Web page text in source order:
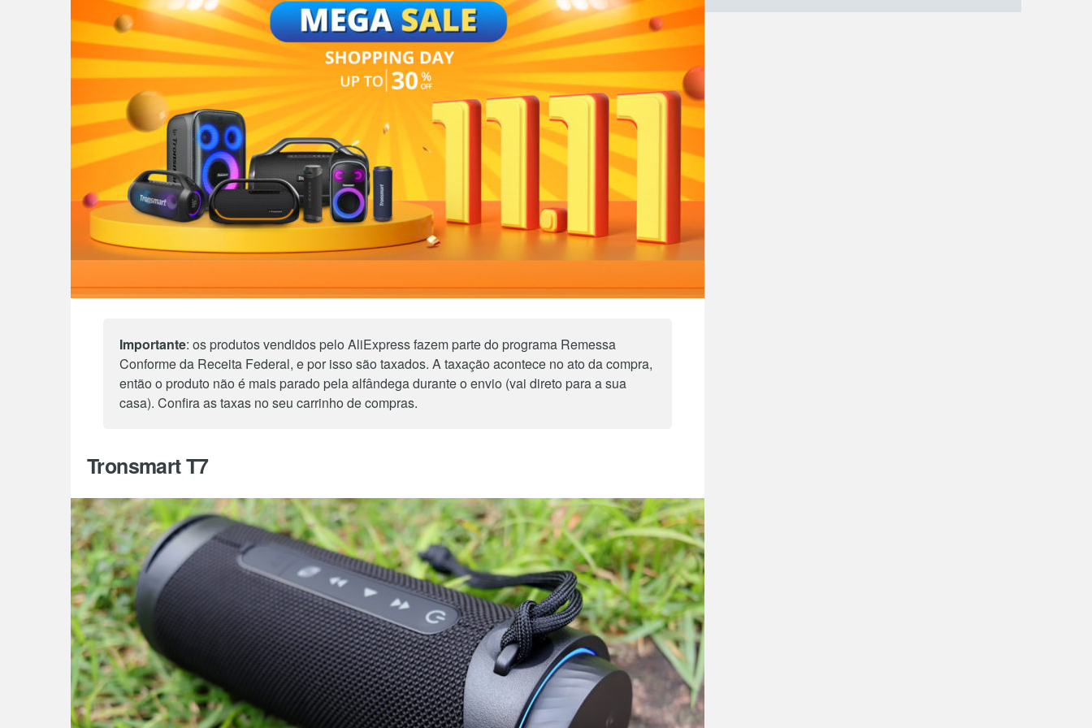
Importante: os produtos vendidos pelo AliExpress fazem parte do programa Remessa
Conforme da Receita Federal, e por isso são taxados. A taxação acontece no ato da compra,
então o produto não é mais parado pela alfândega durante o envio (vai direto para a sua
casa). Confira as taxas no seu carrinho de compras.
Tronsmart T7